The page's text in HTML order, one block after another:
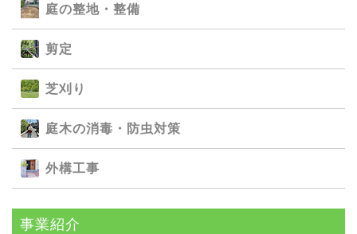
庭の整地・整備
剪定
芝刈り
庭⽊の消毒・防⾍対策
外構⼯事
事業紹介